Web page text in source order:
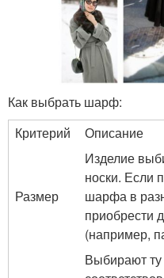
Как выбрать шарф:
Критерий
Описание
Размер
Изделие
носки. Если
шарфа в
приобрести
(например,
Выбирают ту